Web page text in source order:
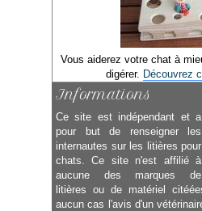
Vous aiderez votre chat à
digérer. Découvrez
Informations
Ce site est indépendant et a
pour but de renseigner les
internautes sur les litières pour
chats. Ce site n'est affilié à
aucune des marques de
litières ou de matériel
aucun cas l'avis d'un